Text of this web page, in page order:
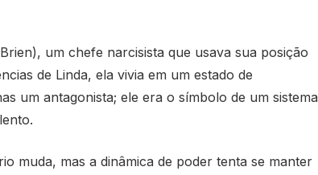
um chefe narcisista que usava sua posição
de Linda, ela vivia em um estado de
um antagonista; ele era o símbolo de um sistema
muda, mas a dinâmica de poder tenta se manter